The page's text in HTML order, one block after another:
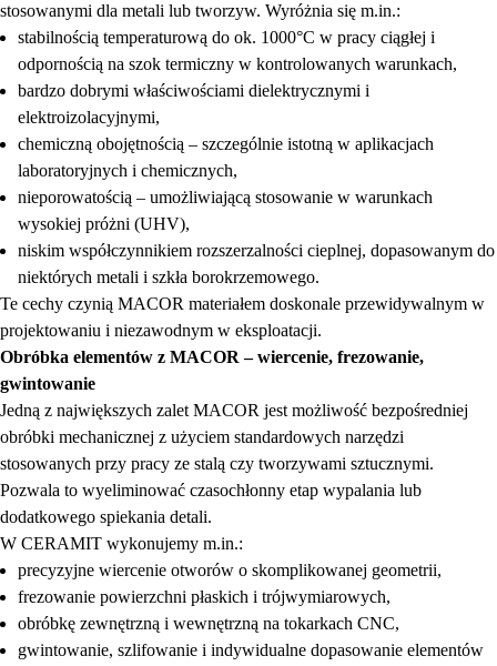
stosowanymi dla metali lub tworzyw. Wyróżnia się m.in.:
stabilnością temperaturową do ok. 1000°C w pracy ciągłej i
odpornością na szok termiczny w kontrolowanych warunkach,
bardzo dobrymi właściwościami dielektrycznymi i
elektroizolacyjnymi,
chemiczną obojętnością – szczególnie istotną w aplikacjach
laboratoryjnych i chemicznych,
nieporowatością – umożliwiającą stosowanie w warunkach
wysokiej próżni (UHV),
niskim współczynnikiem rozszerzalności cieplnej, dopasowanym do
niektórych metali i szkła borokrzemowego.
Te cechy czynią MACOR materiałem doskonale przewidywalnym w
projektowaniu i niezawodnym w eksploatacji.
Obróbka elementów z MACOR – wiercenie, frezowanie,
gwintowanie
Jedną z największych zalet MACOR jest możliwość bezpośredniej
obróbki mechanicznej z użyciem standardowych narzędzi
stosowanych przy pracy ze stalą czy tworzywami sztucznymi.
Pozwala to wyeliminować czasochłonny etap wypalania lub
dodatkowego spiekania detali.
W CERAMIT wykonujemy m.in.:
precyzyjne wiercenie otworów o skomplikowanej geometrii,
frezowanie powierzchni płaskich i trójwymiarowych,
obróbkę zewnętrzną i wewnętrzną na tokarkach CNC,
gwintowanie, szlifowanie i indywidualne dopasowanie elementów